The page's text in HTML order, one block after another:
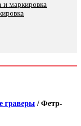
и маркировка
граверы / Фетр-